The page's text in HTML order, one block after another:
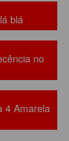
blá
no
4 Amarela